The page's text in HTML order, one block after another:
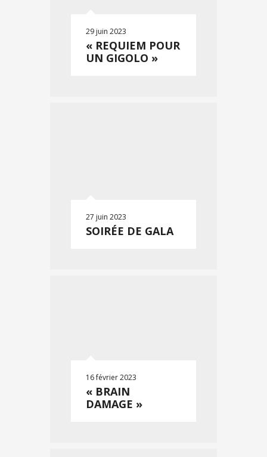
29 juin 2023
« REQUIEM POUR
UN GIGOLO »
27 juin 2023
SOIRÉE DE GALA
16 février 2023
« BRAIN
DAMAGE »